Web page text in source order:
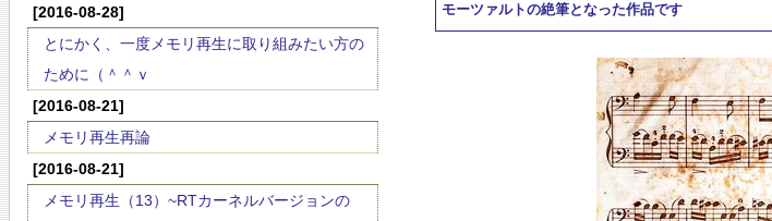
[2016-08-28]
とにかく、一度メモリ再生に取り組みたい方の
ために（＾＾ｖ
[2016-08-21]
メモリ再生再論
[2016-08-21]
メモリ再生（13）~RTカーネルバージョンの
モーツァルトの絶筆となった作品です